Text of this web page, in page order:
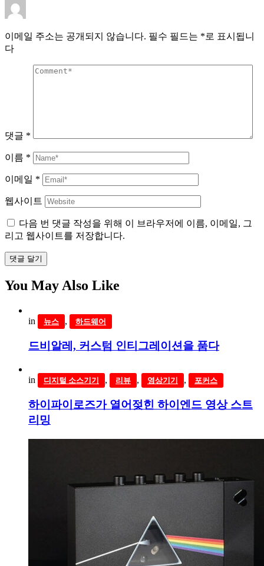
이메일 주소는 공개되지 않습니다. 필수 필드는 *로 표시됩니
다
댓글 *
이름 *
이메일 *
웹사이트
다음 번 댓글 작성을 위해 이 브라우저에 이름, 이메일, 그
리고 웹사이트를 저장합니다.
댓글 달기
You May Also Like
in 뉴스 , 하드웨어
드비알레, 커스텀 인티그레이션을 품다
in 디지털 소스기기 , 리뷰 , 영상기기 , 포커스
하이파이로즈가 열어젖힌 하이엔드 영상 스트
리밍